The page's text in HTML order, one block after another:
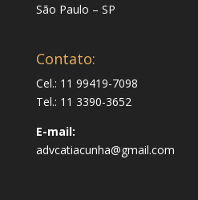
São Paulo – SP
Contato:
Cel.: 11 99419-7098
Tel.: 11 3390-3652
E-mail:
advcatiacunha@gmail.com